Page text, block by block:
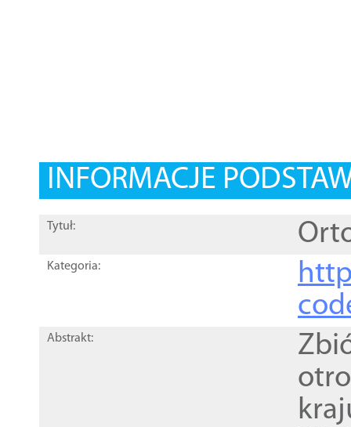
INFORMACJE
Tytuł:
Kategoria:
Abstrakt: